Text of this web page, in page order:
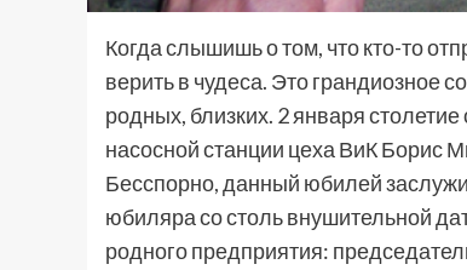
Когда слышишь о том, что кто-то
верить в чудеса. Это грандиозное
родных, близких. 2 января
насосной станции цеха ВиК Борис
Бесспорно, данный юбилей
юбиляра со столь внушительной
родного предприятия: